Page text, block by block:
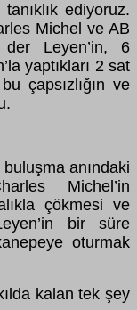
tanıklık ediyoruz.
Michel ve AB
der Leyen’in, 6
yaptıkları 2 sat
çapsızlığın ve
anındaki
Michel’in
çökmesi ve
bir süre
oturmak
kalan tek şey